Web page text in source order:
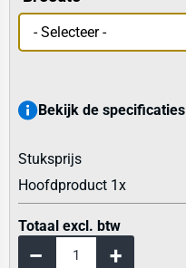
Bekijk de specificaties
Stuksprijs
Hoofdproduct 1 x
Totaal excl. btw